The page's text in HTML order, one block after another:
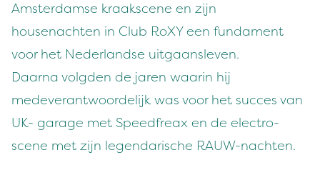
Amsterdamse kraakscene en zijn
housenachten in Club RoXY een fundament
voor het Nederlandse uitgaansleven.
Daarna volgden de jaren waarin hij
medeverantwoordelijk was voor het succes van
UK- garage met Speedfreax en de electro-
scene met zijn legendarische RAUW-nachten.